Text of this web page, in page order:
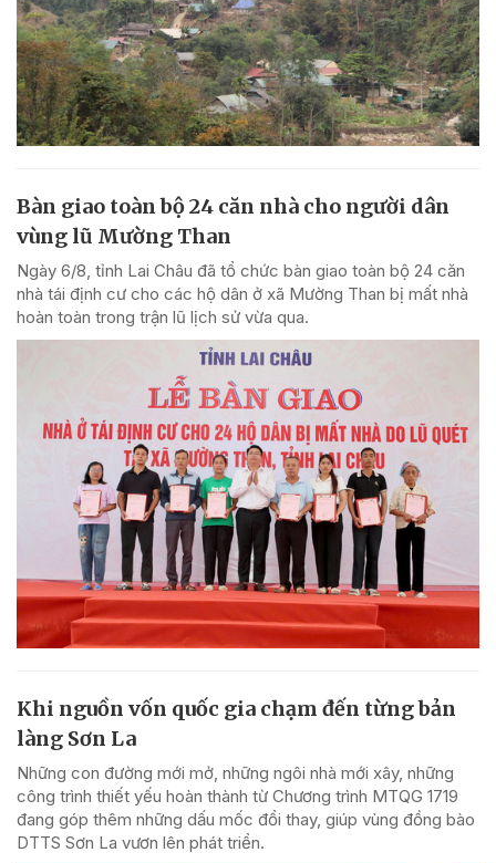
Bàn giao toàn bộ 24 căn nhà cho người dân
vùng lũ Mường Than
Ngày 6/8, tỉnh Lai Châu đã tổ chức bàn giao toàn bộ 24 căn
nhà tái định cư cho các hộ dân ở xã Mường Than bị mất nhà
hoàn toàn trong trận lũ lịch sử vừa qua.
Khi nguồn vốn quốc gia chạm đến từng bản
làng Sơn La
Những con đường mới mở, những ngôi nhà mới xây, những
công trình thiết yếu hoàn thành từ Chương trình MTQG 1719
đang góp thêm những dấu mốc đổi thay, giúp vùng đồng bào
DTTS Sơn La vươn lên phát triển.